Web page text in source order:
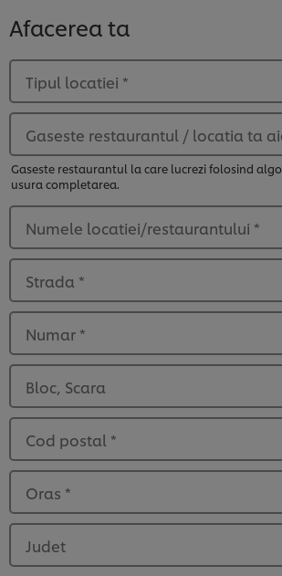
Afacerea ta
Tipul locatiei *
Gaseste restaurantul / locatia ta
Gaseste restaurantul la care lucrezi folosind
usura completarea.
Numele locatiei/restaurantului *
Strada *
Numar *
Bloc, Scara
Cod postal *
Oras *
Judet